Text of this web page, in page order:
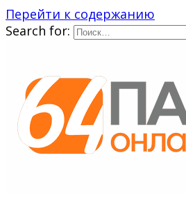
Перейти к содержанию
Search for: